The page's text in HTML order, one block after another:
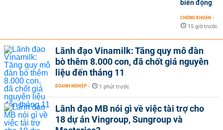
biến động
CHỨNG KHOÁN -
15 giờ trước
Lãnh đạo Vinamilk: Tăng quy mô đàn
bò thêm 8.000 con, đã chốt giá nguyên
liệu đến tháng 11
DOANH NGHIỆP - 1 phút trước
Lãnh đạo MB nói gì về việc tài trợ cho
18 dự án Vingroup, Sungroup và